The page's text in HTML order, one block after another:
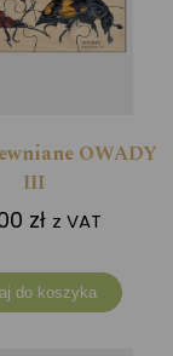
OWADY
III
zł z VAT
do koszyka